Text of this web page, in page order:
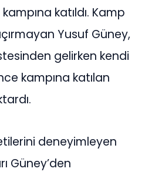
kampına katıldı. Kamp
Yusuf Güney,
gelirken kendi
kampına katılan
deneyimleyen
Güney’den